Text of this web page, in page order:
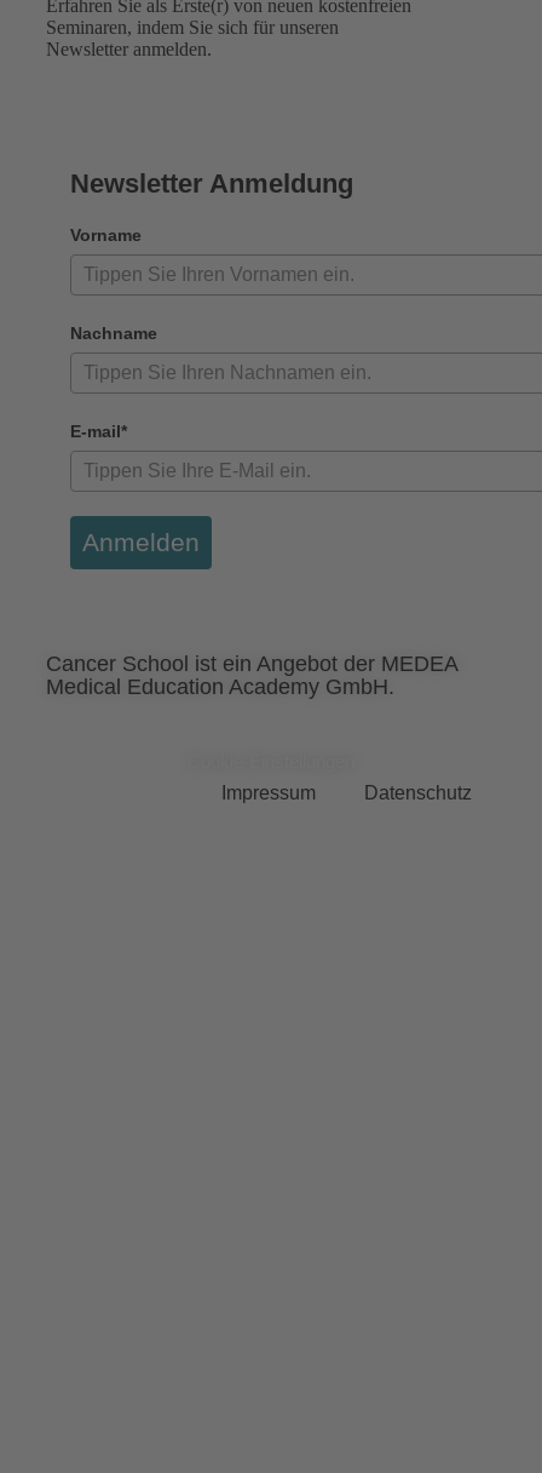
Erfahren Sie als Erste(r) von neuen kostenfreien
Seminaren, indem Sie sich für unseren
Newsletter anmelden.
Newsletter Anmeldung
Vorname
Nachname
E-mail*
Anmelden
Cancer School ist ein Angebot der MEDEA
Medical Education Academy GmbH.
Impressum
Datenschutz